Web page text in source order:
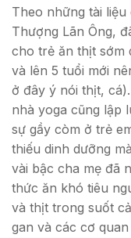
Theo những tài
Thượng Lãn Ông,
cho trẻ ăn thịt sớm
và lên 5 tuổi mới
ở đây ý nói thịt,
nhà yoga cũng lập
sự gầy còm ở trẻ
thiếu dinh dưỡng
vài bậc cha mẹ đã
thức ăn khó tiêu
và thịt trong suốt
gan và các cơ